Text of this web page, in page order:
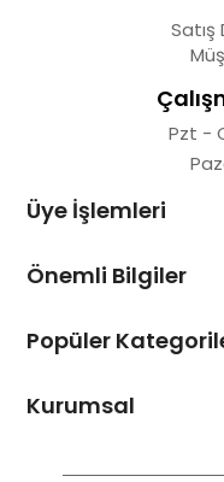
Satış
Pzt -
Üye İşlemleri
Önemli Bilgiler
Popüler
Kurumsal